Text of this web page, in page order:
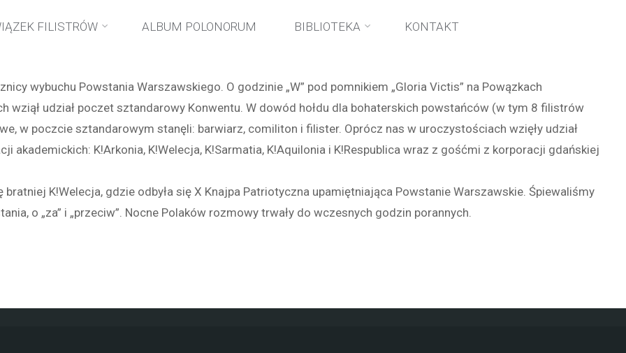
FILISTRÓW ALBUM POLONORUM BIBLIOTEKA KONTAKT
główna
wybuchu Powstania Warszawskiego. O godzinie „W” pod pomnikiem „Gloria Victis” na Powązkach
wziął udział poczet sztandarowy Konwentu. W dowód hołdu dla bohaterskich powstańców (w tym 8 filistrów
w poczcie sztandarowym stanęli: barwiarz, comiliton i filister. Oprócz nas w uroczystościach wzięły udział
K!Arkonia, K!Welecja, K!Sarmatia, K!Aquilonia i K!Respublica wraz z gośćmi z korporacji gdańskiej
K!Welecja, gdzie odbyła się X Knajpa Patriotyczna upamiętniająca Powstanie Warszawskie. Śpiewaliśmy
o „za” i „przeciw”. Nocne Polaków rozmowy trwały do wczesnych godzin porannych.